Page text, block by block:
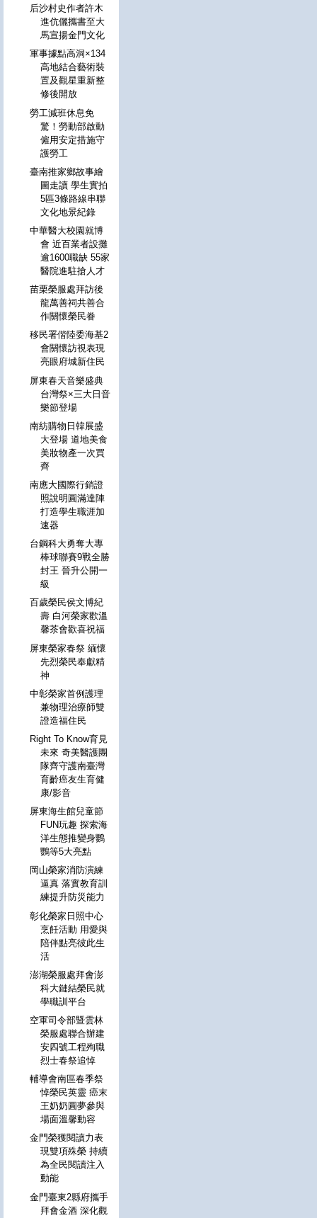
后沙村史作者許木
進伉儷攜書至大
馬宣揚金門文化
軍事據點高洞×134
高地結合藝術裝
置及觀星重新整
修後開放
勞工減班休息免
驚！勞動部啟動
僱用安定措施守
護勞工
臺南推家鄉故事繪
圖走讀 學生實拍
5區3條路線串聯
文化地景紀錄
中華醫大校園就博
會 近百業者設攤
逾1600職缺 55家
醫院進駐搶人才
苗栗榮服處拜訪後
龍萬善祠共善合
作關懷榮民眷
移民署偕陸委海基2
會關懷訪視表現
亮眼府城新住民
屏東春天音樂盛典
台灣祭×三大日音
樂節登場
南紡購物日韓展盛
大登場 道地美食
美妝物產一次買
齊
南應大國際行銷證
照說明圓滿達陣
打造學生職涯加
速器
台鋼科大勇奪大專
棒球聯賽9戰全勝
封王 晉升公開一
級
百歲榮民侯文博紀
壽 白河榮家歡溫
馨茶會歡喜祝福
屏東榮家春祭 緬懷
先烈榮民奉獻精
神
中彰榮家首例護理
兼物理治療師雙
證造福住民
Right To Know育見
未來 奇美醫護團
隊齊守護南臺灣
育齡癌友生育健
康/影音
屏東海生館兒童節
FUN玩趣 探索海
洋生態推變身鸚
鸚等5大亮點
岡山榮家消防演練
逼真 落實教育訓
練提升防災能力
彰化榮家日照中心
烹飪活動 用愛與
陪伴點亮彼此生
活
澎湖榮服處拜會澎
科大鏈結榮民就
學職訓平台
空軍司令部暨雲林
榮服處聯合辦建
安四號工程殉職
烈士春祭追悼
輔導會南區春季祭
悼榮民英靈 癌末
王奶奶圓夢參與
場面溫馨動容
金門榮獲閱讀力表
現雙項殊榮 持續
為全民閱讀注入
動能
金門臺東2縣府攜手
拜會金酒 深化觀